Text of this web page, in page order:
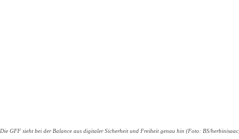
Die GFF sieht bei der Balance aus digitaler Sicherheit und Freiheit genau hin (Foto: BS/herbinisaac,